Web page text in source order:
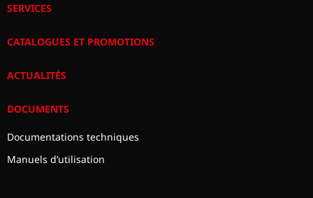
SERVICES
CATALOGUES ET PROMOTIONS
ACTUALITÉS
DOCUMENTS
Documentations techniques
Manuels d’utilisation